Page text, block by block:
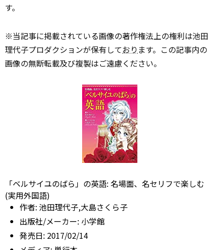
す。
※当記事に掲載されている画像の著作権法上の権利は池田
理代子プロダクションが保有しており ます。この記事内の
画像の無断転載及び複製はご遠慮ください。
「ベルサイユのばら」の英語: 名場面、名セリフで楽しむ
(実用外国語)
作者: 池田理代子,大島さくら子
出版社/メーカー: 小学館
発売日: 2017/02/14